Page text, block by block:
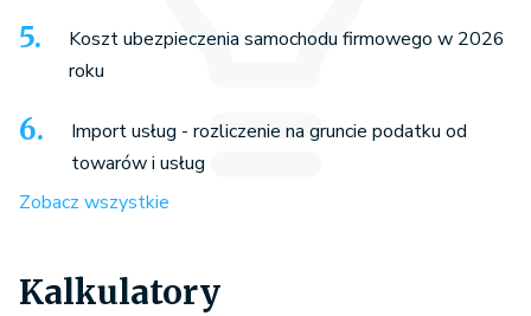
Koszt ubezpieczenia samochodu firmowego w 2026
roku
Import usług - rozliczenie na gruncie podatku od
towarów i usług
Zobacz wszystkie
Kalkulatory